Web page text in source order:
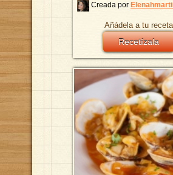
Creada por
Añádela a tu
Recetízala